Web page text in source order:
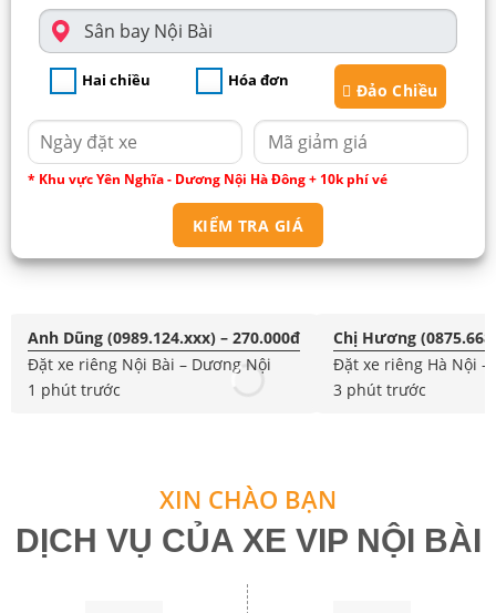
Hai chiều Hóa đơn Đảo Chiều
* Khu vực Yên Nghĩa - Dương Nội Hà Đông + 10k phí vé
KIỂM TRA GIÁ
Anh Dũng (0989.124.xxx) – 270.000đ
Đặt xe riêng Nội Bài – Dương Nội
1 phút trước
Chị Hương
Đặt xe riêng Hà Nội –
3 phút trước
XIN CHÀO BẠN
DỊCH VỤ CỦA XE VIP NỘI BÀI